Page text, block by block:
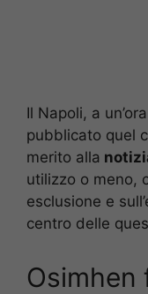
Il Napoli, a
pubblicato quel
merito alla
utilizzo o meno,
esclusione e
centro delle
Osimhen